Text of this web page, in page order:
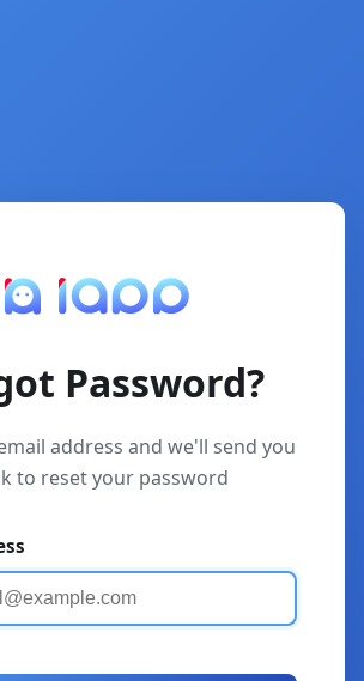
Password?
address and we'll send you
to reset your password